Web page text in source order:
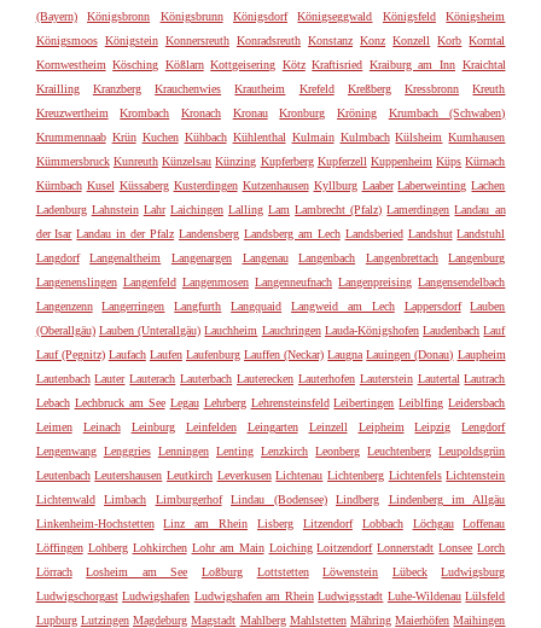
(Bayern)
Königsbronn Königsbrunn Königsdorf Königseggwald Königsfeld
Königsheim
Königsmoos Königstein Konnersreuth Konradsreuth Konstanz Konz Konzell Korb Korntal
Kornwestheim Kösching Kößlarn Kottgeisering Kötz Kraftisried Kraiburg am Inn Kraichtal
Krailling
Kranzberg Krauchenwies Krautheim Krefeld Kreßberg Kressbronn
Kreuth
Kreuzwertheim
Krombach Kronach Kronau Kronburg Kröning
Krumbach (Schwaben)
Krummennaab Krün Kuchen Kühbach Kühlenthal Kulmain Kulmbach Külsheim Kumhausen
Kümmersbruck Kunreuth Künzelsau Künzing Kupferberg Kupferzell Kuppenheim Küps Kürnach
Kürnbach Kusel Küssaberg Kusterdingen Kutzenhausen Kyllburg Laaber Laberweinting Lachen
Ladenburg Lahnstein Lahr Laichingen Lalling Lam Lambrecht (Pfalz) Lamerdingen Landau an
der Isar Landau in der Pfalz Landensberg Landsberg am Lech Landsberied Landshut Landstuhl
Langdorf
Langenaltheim Langenargen Langenau Langenbach Langenbrettach
Langenburg
Langenenslingen Langenfeld Langenmosen Langenneufnach Langenpreising Langensendelbach
Langenzenn
Langerringen Langfurth Langquaid Langweid am Lech Lappersdorf
Lauben
(Oberallgäu) Lauben (Unterallgäu) Lauchheim Lauchringen Lauda-Königshofen Laudenbach Lauf
Lauf (Pegnitz) Laufach Laufen Laufenburg Lauffen (Neckar) Laugna Lauingen (Donau) Laupheim
Lautenbach Lauter Lauterach Lauterbach Lauterecken Lauterhofen Lauterstein Lautertal Lautrach
Lebach Lechbruck am See Legau Lehrberg Lehrensteinsfeld Leibertingen Leiblfing Leidersbach
Leimen
Leinach Leinburg Leinfelden Leingarten Leinzell Leipheim Leipzig
Lengdorf
Lengenwang Lenggries Lenningen Lenting Lenzkirch Leonberg Leuchtenberg Leupoldsgrün
Leutenbach Leutershausen Leutkirch Leverkusen Lichtenau Lichtenberg Lichtenfels Lichtenstein
Lichtenwald
Limbach Limburgerhof Lindau (Bodensee) Lindberg
Lindenberg im Allgäu
Linkenheim-Hochstetten
Linz am Rhein Lisberg Litzendorf Lobbach Löchgau
Loffenau
Löffingen Lohberg Lohkirchen Lohr am Main Loiching Loitzendorf Lonnerstadt Lonsee Lorch
Lörrach
Losheim am See Loßburg Lottstetten Löwenstein Lübeck
Ludwigsburg
Ludwigschorgast Ludwigshafen Ludwigshafen am Rhein Ludwigsstadt Luhe-Wildenau Lülsfeld
Lupburg Lutzingen Magdeburg Magstadt Mahlberg Mahlstetten Mähring Maierhöfen Maihingen